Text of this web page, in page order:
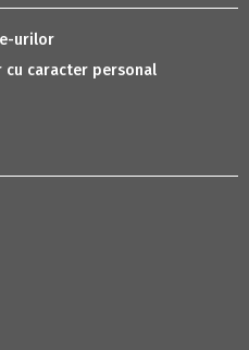
urilor
caracter personal